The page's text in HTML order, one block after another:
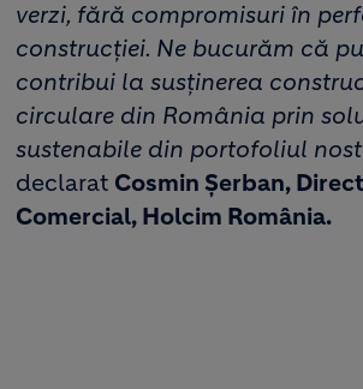
verzi, fără compromisuri în
construcției. Ne bucurăm că
contribui la susținerea
circulare din România prin
sustenabile din portofoliul
declarat Cosmin Șerban,
Comercial, Holcim România.